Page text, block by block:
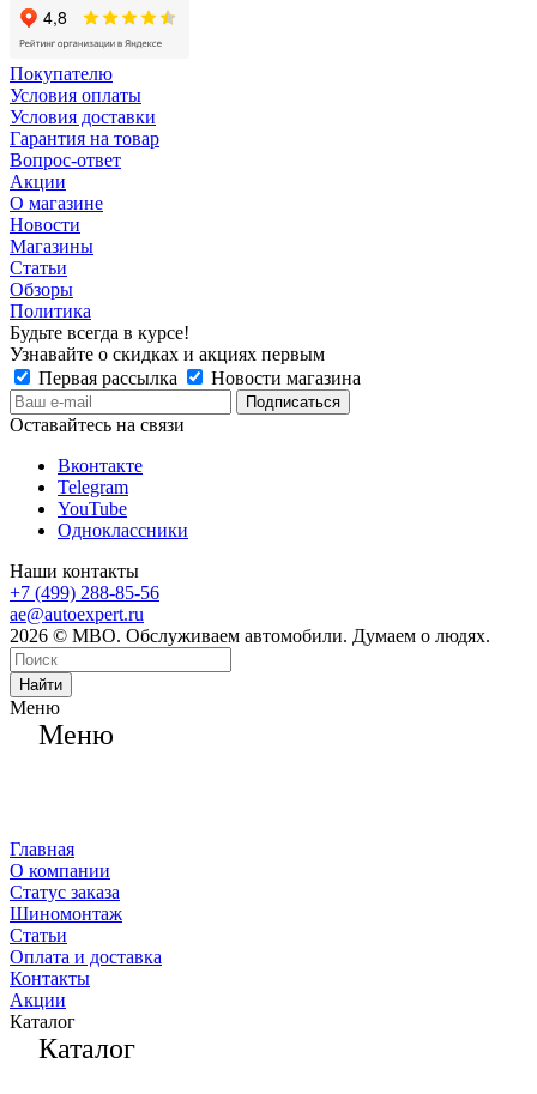
Покупателю
Условия оплаты
Условия доставки
Гарантия на товар
Вопрос-ответ
Акции
О магазине
Новости
Магазины
Статьи
Обзоры
Политика
Будьте всегда в курсе!
Узнавайте о скидках и акциях первым
Первая рассылка
Новости магазина
Оставайтесь на связи
Вконтакте
Telegram
YouTube
Одноклассники
Наши контакты
+7 (499) 288-85-56
ae@autoexpert.ru
2026 © МВО. Обслуживаем автомобили. Думаем о людях.
Найти
Меню
Меню
Главная
О компании
Статус заказа
Шиномонтаж
Статьи
Оплата и доставка
Контакты
Акции
Каталог
Каталог